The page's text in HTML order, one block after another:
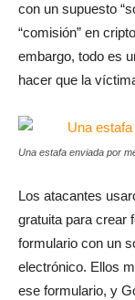
con un supuesto
“comisión” en
embargo, todo es
hacer que la
Una estafa enviada por
Los atacantes
gratuita para crear
formulario con un
electrónico. Ellos
ese formulario, y